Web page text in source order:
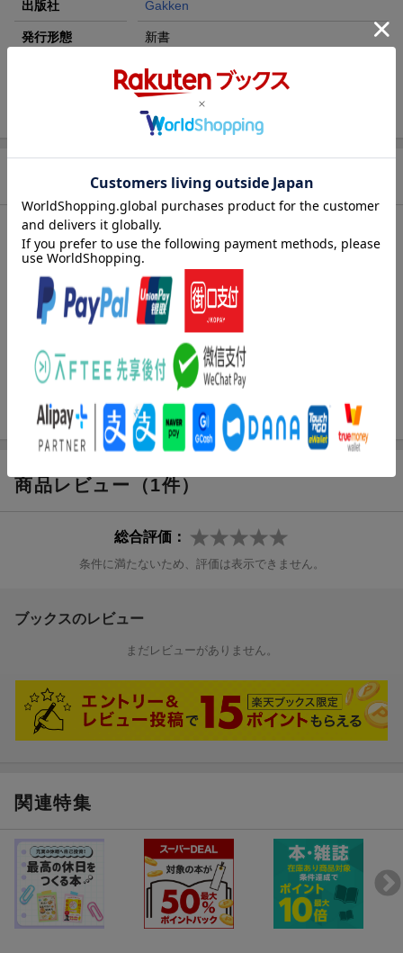
出版社 Gakken
発行形態 新書
242p
9784054008878
商品説明
内容紹介（「BOOK」データベースより）
イギリス本土の陥落により、アメリカは二正面作戦を強いられる
ことになった。ローズベルト大統領は謀略をめぐらし、日本へ宣
戦を布告する。キンメル大将率いる太平洋艦隊は真珠湾を出港
し、日本海軍をトラックへ封じ込めるべく、中部太平洋へと針路
を向けた。大村益次郎以来、対アメリカ戦略を練ってきた日本海
軍は『暁のＺ作戦』を発動し、聯合艦隊を南下させた。いま、蒼
海を朱に染め、敵の姿を見ることなく戦う、新時代の海戦の幕が
上がる。
商品レビュー（1件）
総合評価：
条件に満たないため、評価は表示できません。
ブックスのレビュー
まだレビューがありません。
関連特集